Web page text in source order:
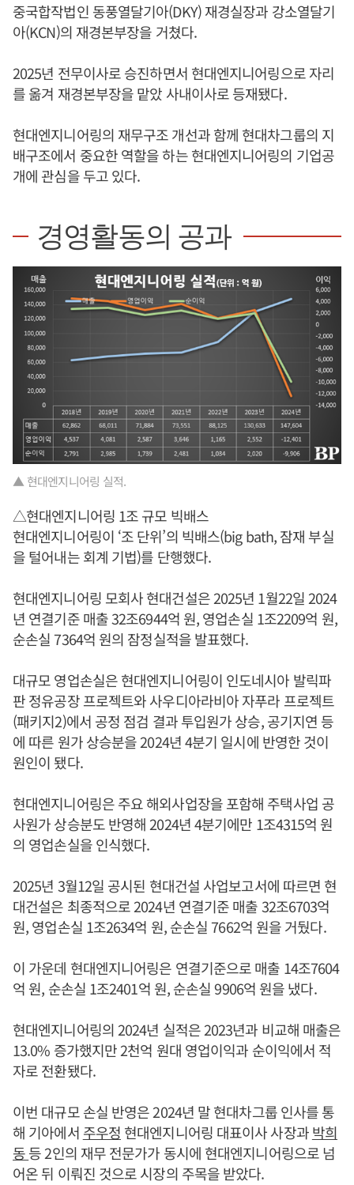
중국합작법인 동풍열달기아(DKY) 재경실장과 강소열달기
아(KCN)의 재경본부장을 거쳤다.
2025년 전무이사로 승진하면서 현대엔지니어링으로 자리
를 옮겨 재경본부장을 맡았 사내이사로 등재됐다.
현대엔지니어링의 재무구조 개선과 함께 현대차그룹의 지
배구조에서 중요한 역할을 하는 현대엔지니어링의 기업공
개에 관심을 두고 있다.
경영활동의 공과
▲ 현대엔지니어링 실적.
△현대엔지니어링 1조 규모 빅배스
현대엔지니어링이 ‘조 단위’의 빅배스(big bath, 잠재 부실
을 털어내는 회계 기법)를 단행했다.
현대엔지니어링 모회사 현대건설은 2025년 1월22일 2024
년 연결기준 매출 32조6944억 원, 영업손실 1조2209억 원,
순손실 7364억 원의 잠정실적을 발표했다.
대규모 영업손실은 현대엔지니어링이 인도네시아 발릭파
판 정유공장 프로젝트와 사우디아라비아 자푸라 프로젝트
(패키지2)에서 공정 점검 결과 투입원가 상승, 공기지연 등
에 따른 원가 상승분을 2024년 4분기 일시에 반영한 것이
원인이 됐다.
현대엔지니어링은 주요 해외사업장을 포함해 주택사업 공
사원가 상승분도 반영해 2024년 4분기에만 1조4315억 원
의 영업손실을 인식했다.
2025년 3월12일 공시된 현대건설 사업보고서에 따르면 현
대건설은 최종적으로 2024년 연결기준 매출 32조6703억
원, 영업손실 1조2634억 원, 순손실 7662억 원을 거뒀다.
이 가운데 현대엔지니어링은 연결기준으로 매출 14조7604
억 원, 순손실 1조2401억 원, 순손실 9906억 원을 냈다.
현대엔지니어링의 2024년 실적은 2023년과 비교해 매출은
13.0% 증가했지만 2천억 원대 영업이익과 순이익에서 적
자로 전환됐다.
이번 대규모 손실 반영은 2024년 말 현대차그룹 인사를 통
해 기아에서 주우정 현대엔지니어링 대표이사 사장과박희
동등 2인의 재무 전문가가 동시에 현대엔지니어링으로 넘
어온 뒤 이뤄진 것으로 시장의 주목을 받았다.